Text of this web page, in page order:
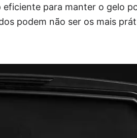
para manter o gelo
podem não ser os mais